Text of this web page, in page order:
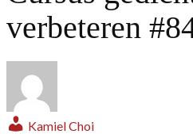
verbeteren
Kamiel Choi